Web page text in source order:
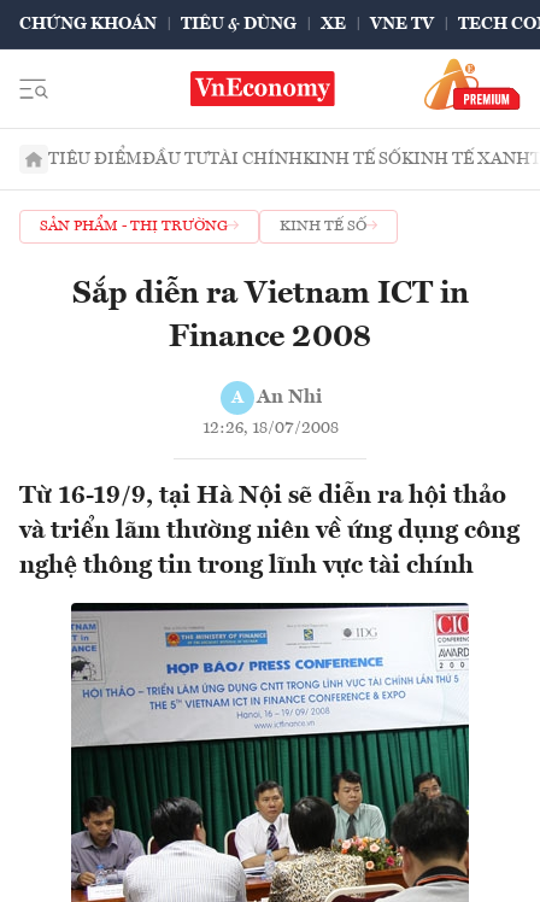
CHỨNG KHOÁN TIÊU & DÙNG XE VNE TV TECH
TIÊU ĐIỂMĐẦU TƯTÀI CHÍNHKINH TẾ SỐKINH TẾ XANH
SẢN PHẨM - THỊ TRƯỜNG KINH TẾ SỐ
Sắp diễn ra Vietnam ICT in
Finance 2008
A An Nhi
12:26, 18/07/2008
Từ 16-19/9, tại Hà Nội sẽ diễn ra hội thảo
và triển lãm thường niên về ứng dụng công
nghệ thông tin trong lĩnh vực tài chính